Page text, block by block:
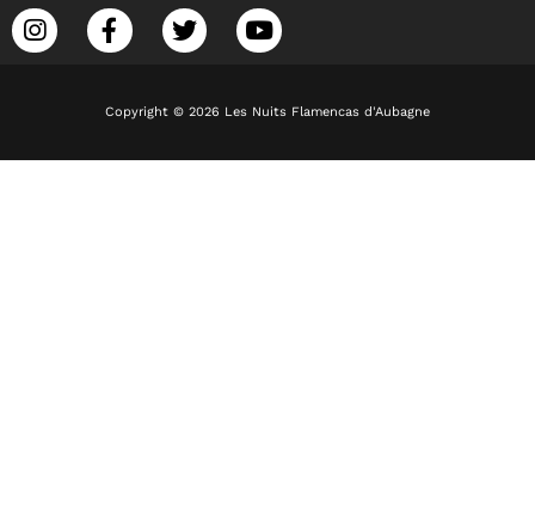
Copyright © 2026 Les Nuits Flamencas d'Aubagne